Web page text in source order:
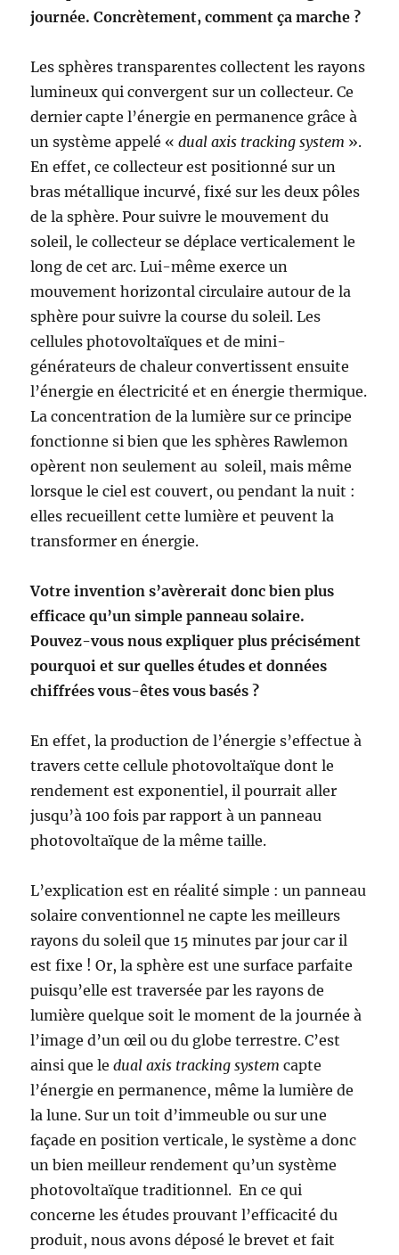
journée. Concrètement, comment ça marche ?
Les sphères transparentes collectent les rayons
lumineux qui convergent sur un collecteur. Ce
dernier capte l’énergie en permanence grâce à
un système appelé «dual axis tracking system ».
En effet, ce collecteur est positionné sur un
bras métallique incurvé, fixé sur les deux pôles
de la sphère. Pour suivre le mouvement du
soleil, le collecteur se déplace verticalement le
long de cet arc. Lui-même exerce un
mouvement horizontal circulaire autour de la
sphère pour suivre la course du soleil. Les
cellules photovoltaïques et de mini-
générateurs de chaleur convertissent ensuite
l’énergie en électricité et en énergie thermique.
La concentration de la lumière sur ce principe
fonctionne si bien que les sphères Rawlemon
opèrent non seulement au soleil, mais même
lorsque le ciel est couvert, ou pendant la nuit :
elles recueillent cette lumière et peuvent la
transformer en énergie.
Votre invention s’avèrerait donc bien plus
efficace qu’un simple panneau solaire.
Pouvez-vous nous expliquer plus précisément
pourquoi et sur quelles études et données
chiffrées vous-êtes vous basés ?
En effet, la production de l’énergie s’effectue à
travers cette cellule photovoltaïque dont le
rendement est exponentiel, il pourrait aller
jusqu’à 100 fois par rapport à un panneau
photovoltaïque de la même taille.
L’explication est en réalité simple : un panneau
solaire conventionnel ne capte les meilleurs
rayons du soleil que 15 minutes par jour car il
est fixe ! Or, la sphère est une surface parfaite
puisqu’elle est traversée par les rayons de
lumière quelque soit le moment de la journée à
l’image d’un œil ou du globe terrestre. C’est
ainsi que ledual axis tracking system capte
l’énergie en permanence, même la lumière de
la lune. Sur un toit d’immeuble ou sur une
façade en position verticale, le système a donc
un bien meilleur rendement qu’un système
photovoltaïque traditionnel. En ce qui
concerne les études prouvant l’efficacité du
produit, nous avons déposé le brevet et fait